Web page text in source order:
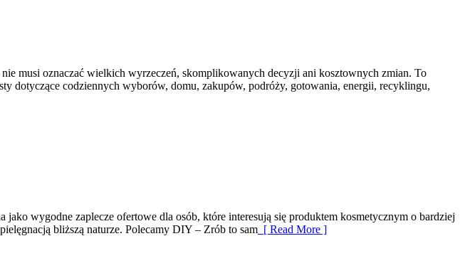
musi oznaczać wielkich wyrzeczeń, skomplikowanych decyzji ani kosztownych zmian. To
dotyczące codziennych wyborów, domu, zakupów, podróży, gotowania, energii, recyklingu,
wygodne zaplecze ofertowe dla osób, które interesują się produktem kosmetycznym o bardziej
bliższą naturze. Polecamy DIY – Zrób to sam [ Read More ]